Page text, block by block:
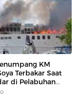
KM
Terbakar Saat
di Pelabuhan
Keberangkatan